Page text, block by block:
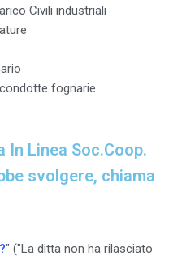
Civili industriali
fognarie
Linea Soc.Coop.
svolgere, chiama
?" ("La ditta non ha rilasciato